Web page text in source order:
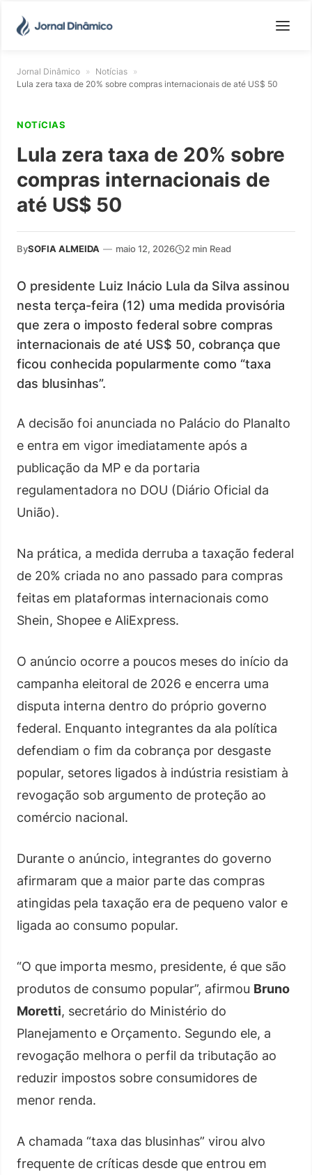
Jornal Dinâmico » Notícias »
Lula zera taxa de 20% sobre compras internacionais de até US$ 50
NOTíCIAS
Lula zera taxa de 20% sobre
compras internacionais de
até US$ 50
BySOFIA ALMEIDA — maio 12, 2026 2 min Read
O presidente Luiz Inácio Lula da Silva assinou
nesta terça-feira (12) uma medida provisória
que zera o imposto federal sobre compras
internacionais de até US$ 50, cobrança que
ficou conhecida popularmente como “taxa
das blusinhas”.
A decisão foi anunciada no Palácio do Planalto
e entra em vigor imediatamente após a
publicação da MP e da portaria
regulamentadora no DOU (Diário Oficial da
União).
Na prática, a medida derruba a taxação federal
de 20% criada no ano passado para compras
feitas em plataformas internacionais como
Shein, Shopee e AliExpress.
O anúncio ocorre a poucos meses do início da
campanha eleitoral de 2026 e encerra uma
disputa interna dentro do próprio governo
federal. Enquanto integrantes da ala política
defendiam o fim da cobrança por desgaste
popular, setores ligados à indústria resistiam à
revogação sob argumento de proteção ao
comércio nacional.
Durante o anúncio, integrantes do governo
afirmaram que a maior parte das compras
atingidas pela taxação era de pequeno valor e
ligada ao consumo popular.
“O que importa mesmo, presidente, é que são
produtos de consumo popular”, afirmou Bruno
Moretti, secretário do Ministério do
Planejamento e Orçamento. Segundo ele, a
revogação melhora o perfil da tributação ao
reduzir impostos sobre consumidores de
menor renda.
A chamada “taxa das blusinhas” virou alvo
frequente de críticas desde que entrou em